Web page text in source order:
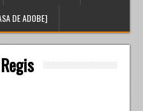
DE ADOBE]
Regis